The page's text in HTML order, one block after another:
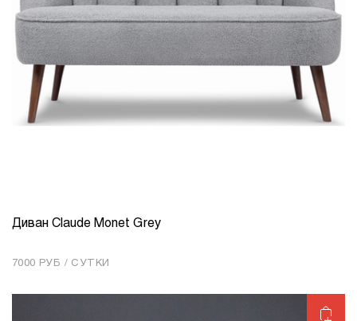
КОЛИЧЕСТВО 1
Диван Claude Monet Grey
7000 РУБ / СУТКИ